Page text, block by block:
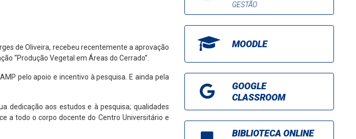
de Oliveira, recebeu recentemente a aprovação
“Produção Vegetal em Áreas do Cerrado”.
pelo apoio e incentivo à pesquisa. E ainda pela
dedicação aos estudos e à pesquisa; qualidades
a todo o corpo docente do Centro Universitário e
GESTÃO
MOODLE
GOOGLE
CLASSROOM
BIBLIOTECA ONLINE